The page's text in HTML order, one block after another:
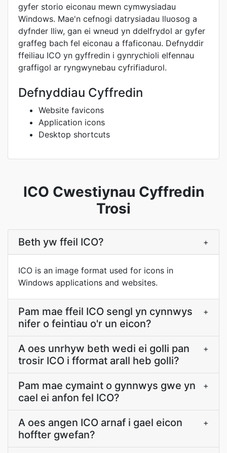
gyfer storio eiconau mewn cymwysiadau
Windows. Mae'n cefnogi datrysiadau lluosog a
dyfnder lliw, gan ei wneud yn ddelfrydol ar gyfer
graffeg bach fel eiconau a ffaficonau. Defnyddir
ffeiliau ICO yn gyffredin i gynrychioli elfennau
graffigol ar ryngwynebau cyfrifiadurol.
Defnyddiau Cyffredin
Website favicons
Application icons
Desktop shortcuts
ICO Cwestiynau Cyffredin
Trosi
Beth yw ffeil ICO? +
ICO is an image format used for icons in
Windows applications and websites.
Pam mae ffeil ICO sengl yn cynnwys
nifer o feintiau o'r un eicon?
+
A oes unrhyw beth wedi ei golli pan
trosir ICO i fformat arall heb golli?
+
Pam mae cymaint o gynnwys gwe yn
cael ei anfon fel ICO?
+
A oes angen ICO arnaf i gael eicon
hoffter gwefan?
+